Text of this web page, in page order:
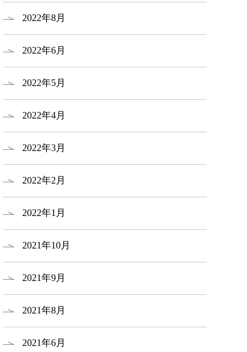
2022年8月
2022年6月
2022年5月
2022年4月
2022年3月
2022年2月
2022年1月
2021年10月
2021年9月
2021年8月
2021年6月